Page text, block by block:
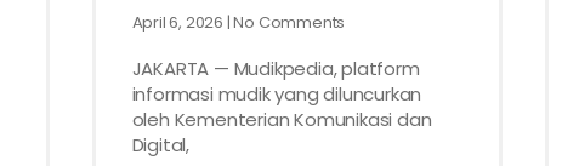
April 6, 2026 No Comments
JAKARTA — Mudikpedia, platform
informasi mudik yang diluncurkan
oleh Kementerian Komunikasi dan
Digital,